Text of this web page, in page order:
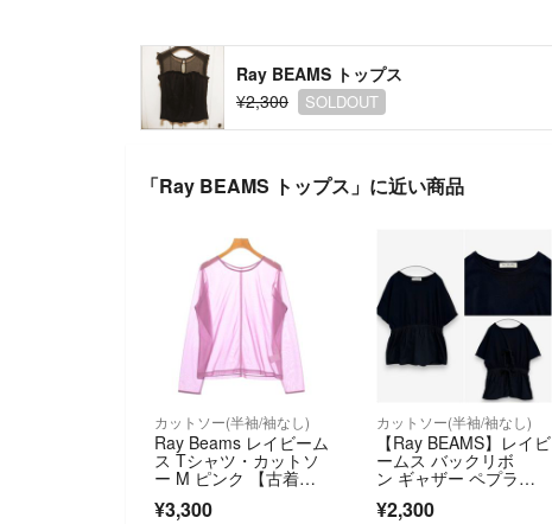
Ray BEAMS トップス
¥2,300
SOLDOUT
「Ray BEAMS トップス」に近い商品
カットソー(半袖/袖なし)
Ray Beams レイビーム
ス Tシャツ・カットソ
ー M ピンク 【古着】
【中古】【送料無料】
¥3,300
カットソー(半袖/袖なし)
【Ray BEAMS】レイビ
ームス バックリボ
ン ギャザー ペプラム
カットソー
¥2,300